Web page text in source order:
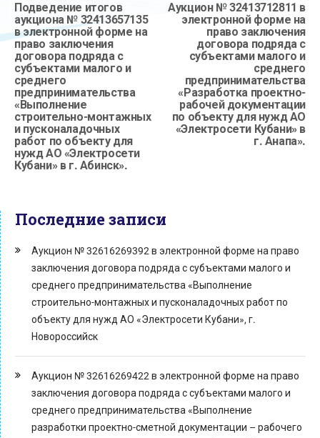
Подведение итогов
аукциона № 32413657135
в электронной форме на
право заключения
договора подряда с
субъектами малого и
среднего
предпринимательства
«Выполнение
строительно-монтажных
и пусконаладочных
работ по объекту для
нужд АО «Электросети
Кубани» в г. Абинск».
Аукцион № 32413712811 в
электронной форме на
право заключения
договора подряда с
субъектами малого и
среднего
предпринимательства
«Разработка проектно-
рабочей документации
по объекту для нужд АО
«Электросети Кубани» в
г. Анапа».
Последние записи
Аукцион № 32616269392 в электронной форме на право
заключения договора подряда с субъектами малого и
среднего предпринимательства «Выполнение
строительно-монтажных и пусконаладочных работ по
объекту для нужд АО «Электросети Кубани», г.
Новороссийск
Аукцион № 32616269422 в электронной форме на право
заключения договора подряда с субъектами малого и
среднего предпринимательства «Выполнение
разработки проектно-сметной документации – рабочего